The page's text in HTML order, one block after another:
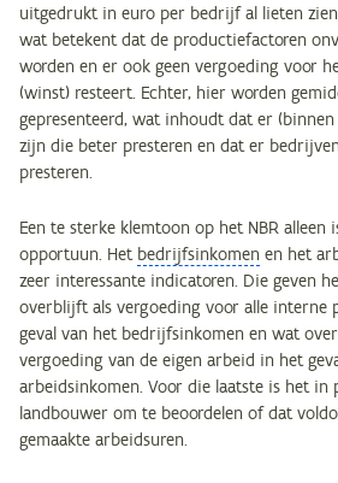
uitgedrukt in euro per bedrijf al lieten
wat betekent dat de productiefactoren
worden en er ook geen vergoeding voor
(winst) resteert. Echter, hier worden
gepresenteerd, wat inhoudt dat er
zijn die beter presteren en dat er
presteren.
Een te sterke klemtoon op het NBR
opportuun. Het bedrijfsinkomen en het
zeer interessante indicatoren. Die geven
overblijft als vergoeding voor alle interne
geval van het bedrijfsinkomen en wat
vergoeding van de eigen arbeid in het
arbeidsinkomen. Voor die laatste is het in
landbouwer om te beoordelen of dat
gemaakte arbeidsuren.